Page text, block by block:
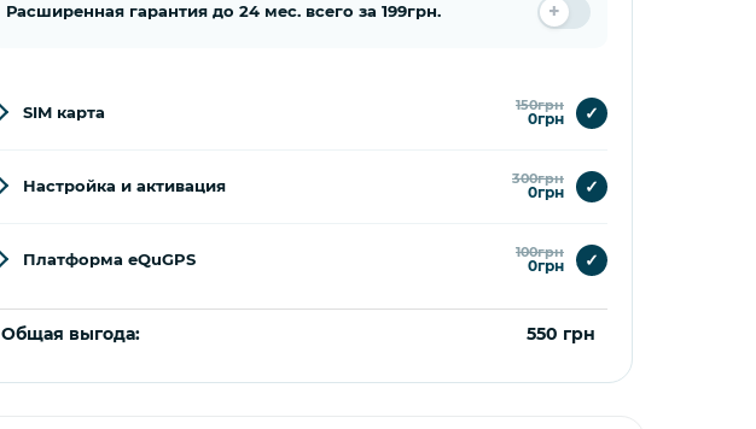
Расширенная гарантия до 24 мес. всего за 199грн.
SIM карта 150грн
0грн ✓
Настройка и активация 300грн
0грн ✓
Платформа eQuGPS 100грн
0грн ✓
Общая выгода: 550 грн